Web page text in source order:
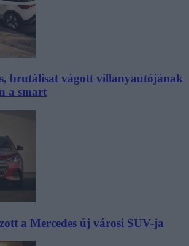
brutálisat vágott villanyautójának
a smart
a Mercedes új városi SUV-ja